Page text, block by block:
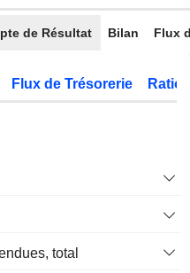
de Résultat Bilan Flux
Flux de Trésorerie
total